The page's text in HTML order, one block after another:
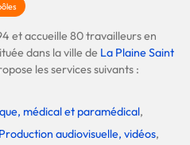
et accueille 80 travailleurs en
dans la ville de La Plaine Saint
les services suivants :
médical et paramédical,
Production audiovisuelle, vidéos,